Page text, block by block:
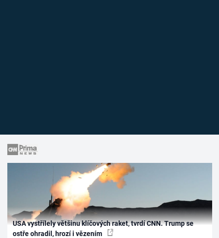
USA vystřílely většinu klíčových raket, tvrdí CNN. Trump se
ostře ohradil, hrozí i vězením